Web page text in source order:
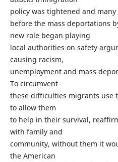
policy was tightened and
before the mass deportations
new role began playing
local authorities on safety
causing racism,
unemployment and mass
To circumvent
these difficulties migrants use
to allow them
to help in their survival,
with family and
community, without them it
the American